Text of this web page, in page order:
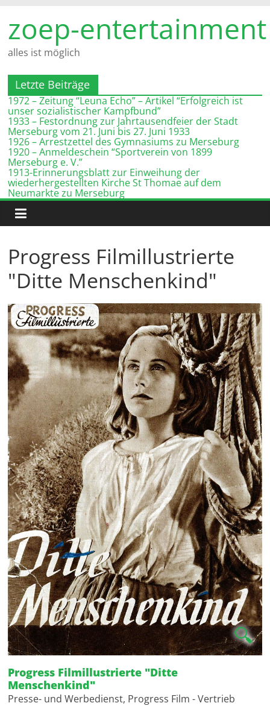
Inhalt
springen
zoep-entertainment
alles ist möglich
Letzte Beiträge
1972 – Zeitung “Leuna Echo” – Artikel “Erfolgreich ist
unser sozialistischer Kampfbund”
1933 – Festordnung zur Jahrtausendfeier der Stadt
Merseburg vom 21. Juni bis 27. Juni 1933
1926 – Arrestzettel des Gymnasiums zu Merseburg
1920 – Anmeldeschein “Sportverein von 1899
Merseburg e. V.”
1913-Erinnerungsblatt zur Einweihung der
wiederhergestellten Kirche St Thomae auf dem
Neumarkte zu Merseburg
Progress Filmillustrierte
"Ditte Menschenkind"
🔍
Progress Filmillustrierte "Ditte
Menschenkind"
Presse- und Werbedienst, Progress Film - Vertrieb